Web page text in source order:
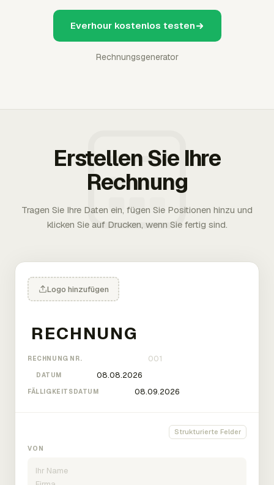
Everhour kostenlos testen
Rechnungsgenerator
Erstellen Sie Ihre
Rechnung
Tragen Sie Ihre Daten ein, fügen Sie Positionen hinzu und
klicken Sie auf Drucken, wenn Sie fertig sind.
Logo hinzufügen
RECHNUNG NR.
DATUM
FÄLLIGKEITSDATUM
Strukturierte Felder
VON